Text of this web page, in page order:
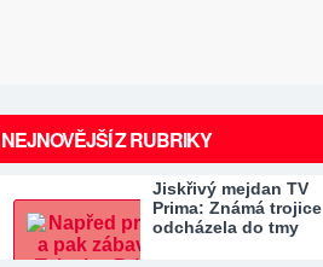
NEJNOVĚJŠÍ Z RUBRIKY
Jiskřivý mejdan TV
Prima: Známá trojice
odcházela do tmy